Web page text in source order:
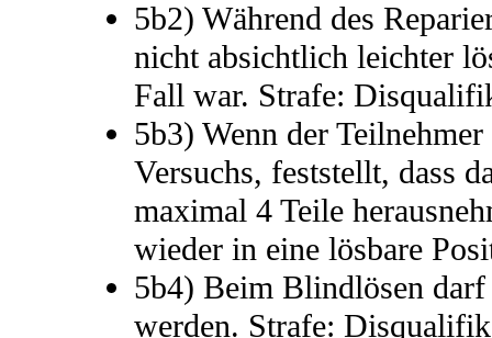
5b2) Während des
nicht absichtlich leichter
Fall war. Strafe:
5b3) Wenn der
Versuchs, feststellt, dass
maximal 4 Teile
wieder in eine lösbare
5b4) Beim Blindlösen
werden. Strafe: